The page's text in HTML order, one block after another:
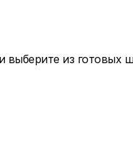
выберите из готовых